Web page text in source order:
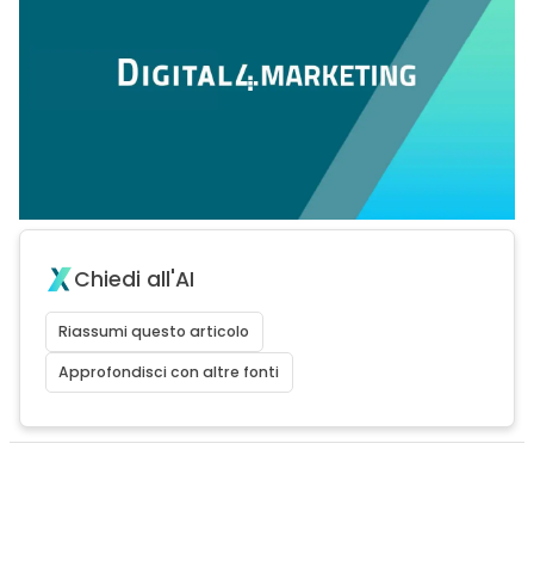
Chiedi all'AI
Riassumi questo articolo
Approfondisci con altre fonti